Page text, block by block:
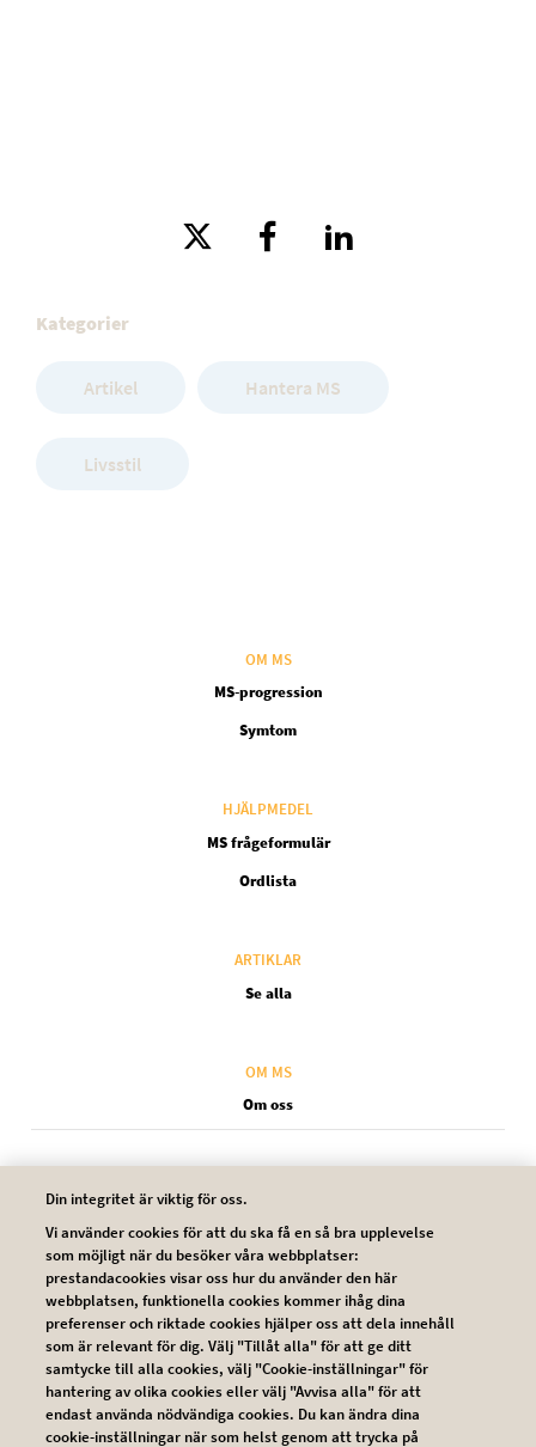
Kategorier
Artikel Hantera MS
Livsstil
OM MS
MS-progression
Symtom
HJÄLPMEDEL
MS frågeformulär
Ordlista
ARTIKLAR
Se alla
OM MS
Om oss
Legal SV
Kontakta oss
Användarvillkor
Integritetsskyddspolicy
Din integritet är viktig för oss.
Vi använder cookies för att du ska få en så bra upplevelse
som möjligt när du besöker våra webbplatser:
prestandacookies visar oss hur du använder den här
webbplatsen, funktionella cookies kommer ihåg dina
preferenser och riktade cookies hjälper oss att dela innehåll
som är relevant för dig. Välj "Tillåt alla" för att ge ditt
samtycke till alla cookies, välj "Cookie-inställningar" för
hantering av olika cookies eller välj "Avvisa alla" för att
endast använda nödvändiga cookies. Du kan ändra dina
cookie-inställningar när som helst genom att trycka på